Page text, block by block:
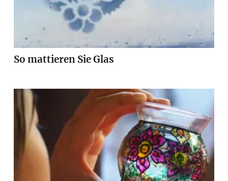
So mattieren Sie Glas